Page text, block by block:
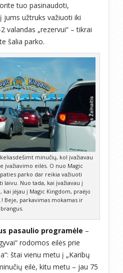
tuo pasinaudoti,
jums užtruks važiuoti iki
valandas „rezervui“ – tikrai
šalia parko.
minučių, kol įvažiavau
įvažiavimo eilės. O nuo Magic
parko dar reikia važiuoti
Nuo tada, kai įvažiavau į
kai įėjau į Magic Kingdom, praėjo
Beje, parkavimas mokamas ir
brangus.
pasaulio programėle –
rodomos eilės prie
štai vienu metu į „Karibų
eilė, kitu metu – jau 75